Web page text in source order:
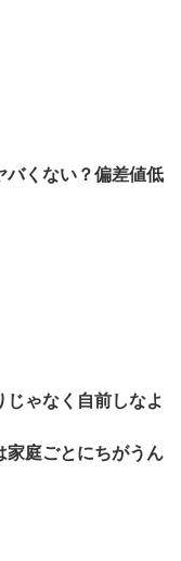
バくない？偏差値低
ゃなく自前しなよ
家庭ごとにちがうん